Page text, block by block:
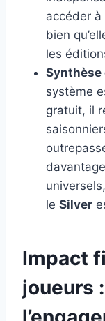
accéder à
bien
les
Synthèse
système
gratuit, il
le Silver
Impact
joueurs